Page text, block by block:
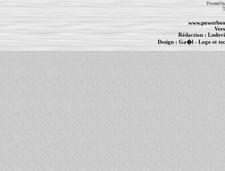
Powered
Rédaction :
Design : Ga�l- Logo et